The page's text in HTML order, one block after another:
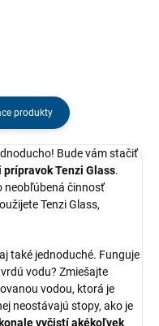
produkty
Bude vám stačiť
Tenzi Glass.
neobľúbená činnosť
Tenzi Glass,
také jednoduché. Funguje
vodu? Zmiešajte
vodou, ktorá je
neostávajú stopy, ako je
vyčistí akékoľvek